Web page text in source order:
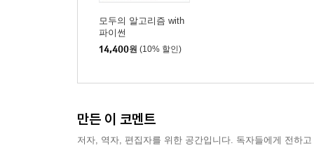
모두의 알고리즘 with
파이썬
14,400원 (10% 할인)
만든 이 코멘트
저자, 역자, 편집자를 위한 공간입니다. 독자들에게 전하